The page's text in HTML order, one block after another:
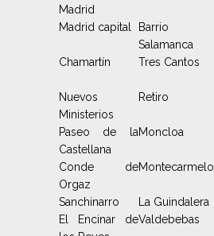
Madrid
Madrid capital
Barrio
Salamanca
Chamartín Tres Cantos
Nuevos
Ministerios
Retiro
Paseo de la
Castellana
Moncloa
Conde de
Orgaz
Montecarmelo
Sanchinarro La Guindalera
El Encinar deValdebebas